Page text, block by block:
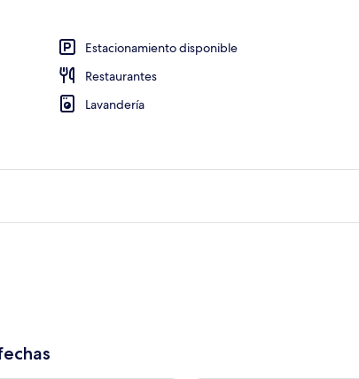
de algodón egipcio y ropa de cama de alta calidad
Estacionamiento disponible
Restaurantes
Lavandería